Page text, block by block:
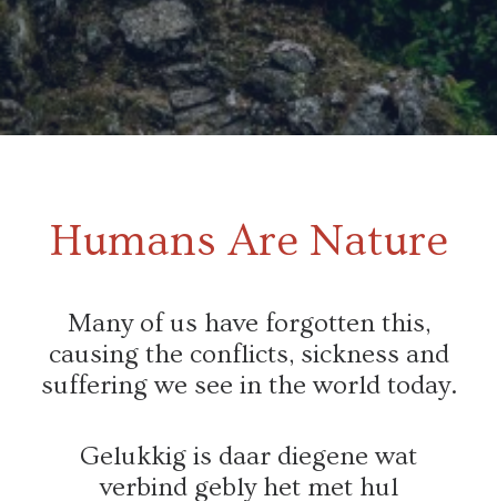
Humans Are Nature
Many of us have forgotten this,
causing the conflicts, sickness and
suffering we see in the world today.
Gelukkig is daar diegene wat
verbind gebly het met hul